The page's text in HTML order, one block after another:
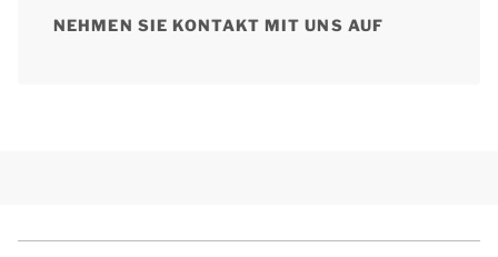
NEHMEN SIE KONTAKT MIT UNS AUF